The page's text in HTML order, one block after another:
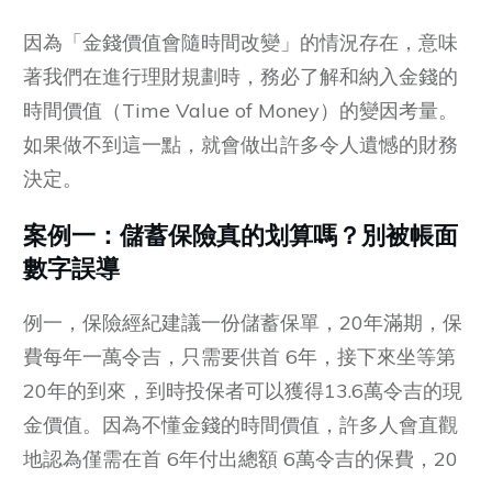
因為「金錢價值會隨時間改變」的情況存在，意味
著我們在進行理財規劃時，務必了解和納入金錢的
時間價值（Time Value of Money）的變因考量。
如果做不到這一點，就會做出許多令人遺憾的財務
決定。
案例一：儲蓄保險真的划算嗎？別被帳面
數字誤導
例一，保險經紀建議一份儲蓄保單，20年滿期，保
費每年一萬令吉，只需要供首 6年，接下來坐等第
20年的到來，到時投保者可以獲得13.6萬令吉的現
金價值。因為不懂金錢的時間價值，許多人會直觀
地認為僅需在首 6年付出總額 6萬令吉的保費，20